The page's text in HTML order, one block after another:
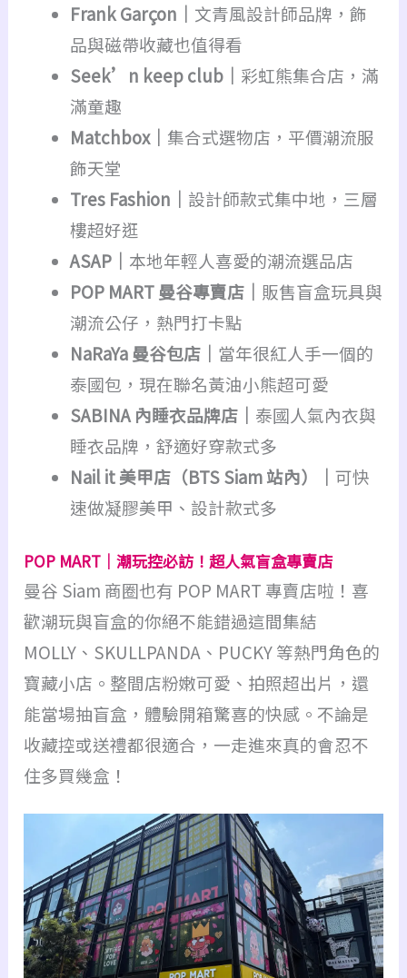
Frank Garçon｜ 文青風設計師品牌，飾
品與磁帶收藏也值得看
Seek’n keep club｜ 彩虹熊集合店，滿
滿童趣
Matchbox｜ 集合式選物店，平價潮流服
飾天堂
Tres Fashion｜ 設計師款式集中地，三層
樓超好逛
ASAP｜ 本地年輕人喜愛的潮流選品店
POP MART 曼谷專賣店｜ 販售盲盒玩具與
潮流公仔，熱門打卡點
NaRaYa 曼谷包店｜ 當年很紅人手一個的
泰國包，現在聯名黃油小熊超可愛
SABINA 內睡衣品牌店｜ 泰國人氣內衣與
睡衣品牌，舒適好穿款式多
Nail it 美甲店（BTS Siam 站內）｜可快
速做凝膠美甲、設計款式多
POP MART｜潮玩控必訪！超人氣盲盒專賣店
曼谷 Siam 商圈也有 POP MART 專賣店啦！喜
歡潮玩與盲盒的你絕不能錯過這間集結
MOLLY、SKULLPANDA、PUCKY 等熱門角色的
寶藏小店。整間店粉嫩可愛、拍照超出片，還
能當場抽盲盒，體驗開箱驚喜的快感。不論是
收藏控或送禮都很適合，一走進來真的會忍不
住多買幾盒！